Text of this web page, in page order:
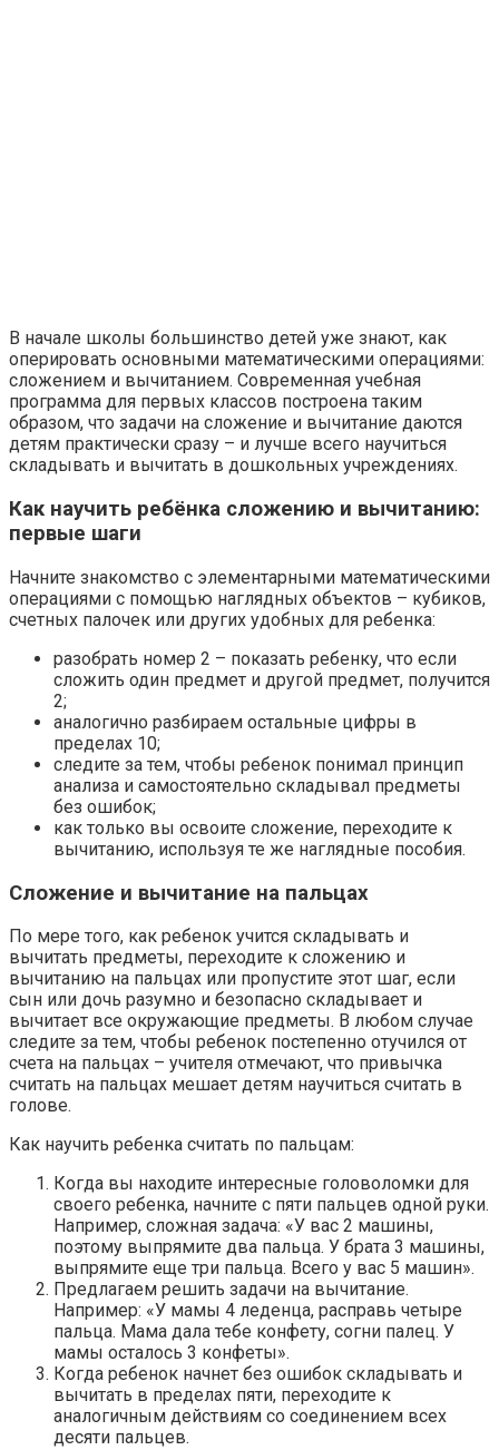
В начале школы большинство детей уже знают, как
оперировать основными математическими операциями:
сложением и вычитанием. Современная учебная
программа для первых классов построена таким
образом, что задачи на сложение и вычитание даются
детям практически сразу – и лучше всего научиться
складывать и вычитать в дошкольных учреждениях.
Как научить ребёнка сложению и вычитанию:
первые шаги
Начните знакомство с элементарными математическими
операциями с помощью наглядных объектов – кубиков,
счетных палочек или других удобных для ребенка:
разобрать номер 2 – показать ребенку, что если
сложить один предмет и другой предмет, получится
2;
аналогично разбираем остальные цифры в
пределах 10;
следите за тем, чтобы ребенок понимал принцип
анализа и самостоятельно складывал предметы
без ошибок;
как только вы освоите сложение, переходите к
вычитанию, используя те же наглядные пособия.
Сложение и вычитание на пальцах
По мере того, как ребенок учится складывать и
вычитать предметы, переходите к сложению и
вычитанию на пальцах или пропустите этот шаг, если
сын или дочь разумно и безопасно складывает и
вычитает все окружающие предметы. В любом случае
следите за тем, чтобы ребенок постепенно отучился от
счета на пальцах – учителя отмечают, что привычка
считать на пальцах мешает детям научиться считать в
голове.
Как научить ребенка считать по пальцам:
Когда вы находите интересные головоломки для
своего ребенка, начните с пяти пальцев одной руки.
Например, сложная задача: «У вас 2 машины,
поэтому выпрямите два пальца. У брата 3 машины,
выпрямите еще три пальца. Всего у вас 5 машин».
Предлагаем решить задачи на вычитание.
Например: «У мамы 4 леденца, расправь четыре
пальца. Мама дала тебе конфету, согни палец. У
мамы осталось 3 конфеты».
Когда ребенок начнет без ошибок складывать и
вычитать в пределах пяти, переходите к
аналогичным действиям со соединением всех
десяти пальцев.